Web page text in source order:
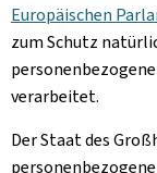
Europäischen
zum Schutz
verarbeitet.
Der Staat des